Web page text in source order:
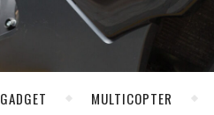
GADGET MULTICOPTER